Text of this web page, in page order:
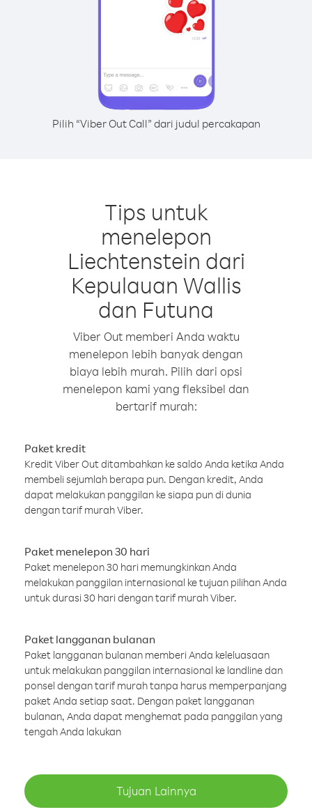
Pilih “Viber Out Call” dari judul percakapan
Tips untuk
menelepon
Liechtenstein dari
Kepulauan Wallis
dan Futuna
Viber Out memberi Anda waktu
menelepon lebih banyak dengan
biaya lebih murah. Pilih dari opsi
menelepon kami yang fleksibel dan
bertarif murah:
Paket kredit
Kredit Viber Out ditambahkan ke saldo Anda ketika Anda
membeli sejumlah berapa pun. Dengan kredit, Anda
dapat melakukan panggilan ke siapa pun di dunia
dengan tarif murah Viber.
Paket menelepon 30 hari
Paket menelepon 30 hari memungkinkan Anda
melakukan panggilan internasional ke tujuan pilihan Anda
untuk durasi 30 hari dengan tarif murah Viber.
Paket langganan bulanan
Paket langganan bulanan memberi Anda keleluasaan
untuk melakukan panggilan internasional ke landline dan
ponsel dengan tarif murah tanpa harus memperpanjang
paket Anda setiap saat. Dengan paket langganan
bulanan, Anda dapat menghemat pada panggilan yang
tengah Anda lakukan
Tujuan Lainnya